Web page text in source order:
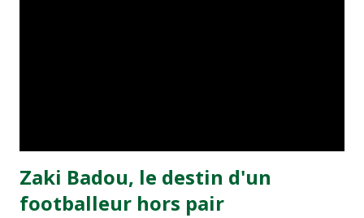
Zaki Badou, le destin d'un
footballeur hors pair